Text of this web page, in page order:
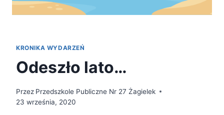
KRONIKA WYDARZEŃ
Odeszło lato…
Przez Przedszkole Publiczne Nr 27 Żagielek
23 września, 2020